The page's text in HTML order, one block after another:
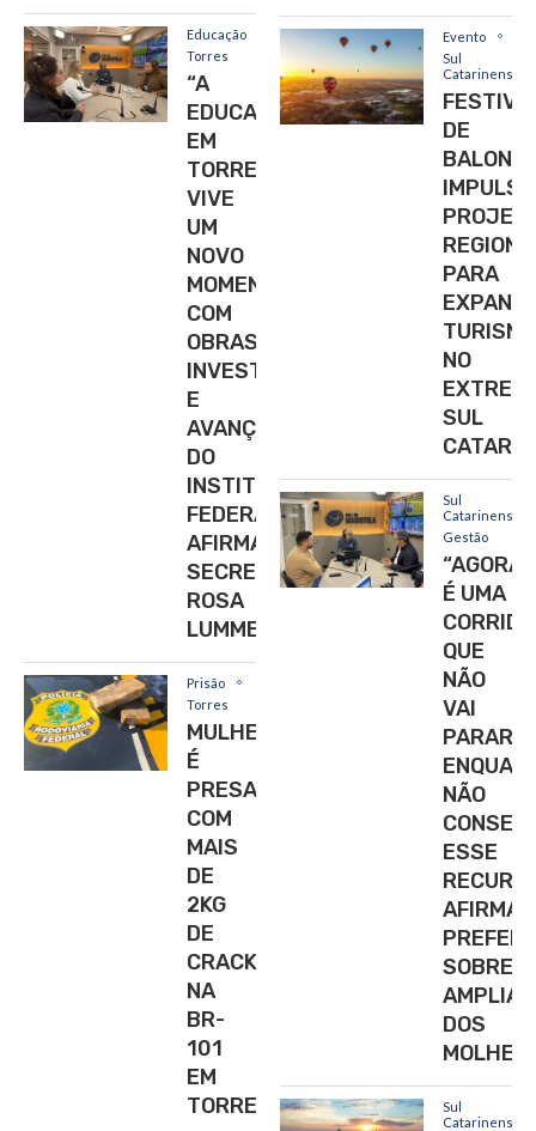
Educação
Torres
“A
EDUCAÇÃO
EM
TORRES
VIVE
UM
NOVO
MOMENTO
COM
OBRAS,
INVESTIMENTOS
E
AVANÇO
DO
INSTITUTO
FEDERAL”,
AFIRMA
SECRETÁRIA
ROSA
LUMMERTZ
Prisão
Torres
MULHER
É
PRESA
COM
MAIS
DE
2KG
DE
CRACK
NA
BR-
101
EM
TORRES
Evento
Sul
Catarinense
DE
PARA
TURISMO
NO
SUL
Sul
Catarinense
Gestão
“AGORA
É UMA
CORRIDA
QUE
NÃO
VAI
PARAR
NÃO
ESSE
AFIRMA
SOBRE
DOS
MOLHES
Sul
Catarinense